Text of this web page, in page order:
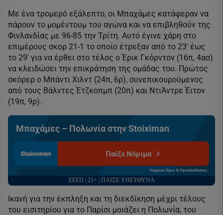
Με ένα τρομερό εξάλεπτο, οι Μπαχάμες κατάφεραν να
πάρουν το μομέντουμ του αγώνα και να επιβληθούν της
Φινλανδίας με 96-85 την Τρίτη. Αυτό έγινε χάρη στο
επιμέρους σκορ 21-1 το οποίο έτρεξαν από το 23′ έως
το 29′ για να έρθει στο τέλος ο Έρικ Γκόρντον (16π, 4ασ)
να κλειδώσει την επικράτηση της ομάδας του. Πρώτος
σκόρερ ο Μπάντι Χιλντ (24π, 6ρ), συνεπικουρούμενος
από τους Βάλντες Έτζκοπμπ (20π) και ΝτιΆντρε Έιτον
(19π, 9ρ).
Μπαχάμες – Πολωνία στην Stoiximan
Παίξε Νόμιμα
*Ισχύουν Όροι & Προϋποθέσεις
ΕΕΕΠ | 21+ | ΠΑΙΞΕ ΥΠΕΥΘΥΝΑ
Ικανή για την έκπληξη και τη διεκδίκηση μέχρι τέλους
του εισιτηρίου για το Παρίσι μοιάζει η Πολωνία, του